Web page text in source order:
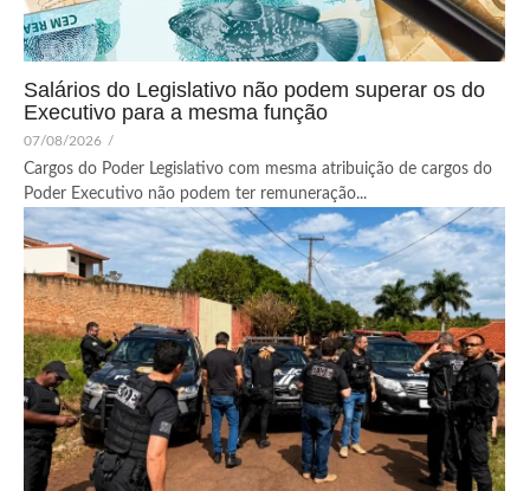
Salários do Legislativo não podem superar os do
Executivo para a mesma função
07/08/2026 /
Cargos do Poder Legislativo com mesma atribuição de cargos do
Poder Executivo não podem ter remuneração...